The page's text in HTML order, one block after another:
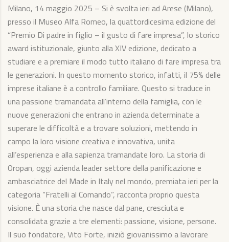
Milano, 14 maggio 2025 – Si è svolta ieri ad Arese (Milano),
presso il Museo Alfa Romeo, la quattordicesima edizione del
“Premio Di padre in figlio – il gusto di fare impresa”, lo storico
award istituzionale, giunto alla XIV edizione, dedicato a
studiare e a premiare il modo tutto italiano di fare impresa tra
le generazioni. In questo momento storico, infatti, il 75% delle
imprese italiane è a controllo familiare. Questo si traduce in
una passione tramandata all’interno della famiglia, con le
nuove generazioni che entrano in azienda determinate a
superare le difficoltà e a trovare soluzioni, mettendo in
campo la loro visione creativa e innovativa, unita
all’esperienza e alla sapienza tramandate loro. La storia di
Oropan, oggi azienda leader settore della panificazione e
ambasciatrice del Made in Italy nel mondo, premiata ieri per la
categoria “Fratelli al Comando”, racconta proprio questa
visione. È una storia che nasce dal pane, cresciuta e
consolidata grazie a tre elementi: passione, visione, persone.
Il suo fondatore, Vito Forte, iniziò giovanissimo a lavorare